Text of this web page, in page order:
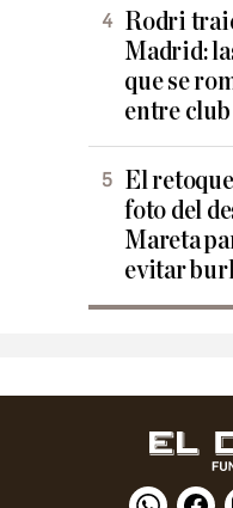
Rodri
Madrid:
que se
entre
El
foto del
Mareta
evitar